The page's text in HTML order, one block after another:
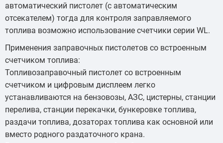
автоматический пистолет (с автоматическим
отсекателем) тогда для контроля заправляемого
топлива возможно использование счетчики серии WL.
Применения заправочных пистолетов со встроенным
счетчиком топлива:
Топливозаправочный пистолет со встроенным
счетчиком и цифровым дисплеем легко
устанавливаются на бензовозы, АЗС, цистерны, станции
перелива, станции перекачки, бункеровке топлива,
раздачи топлива, дозаторах топлива как основной или
вместо родного раздаточного крана.